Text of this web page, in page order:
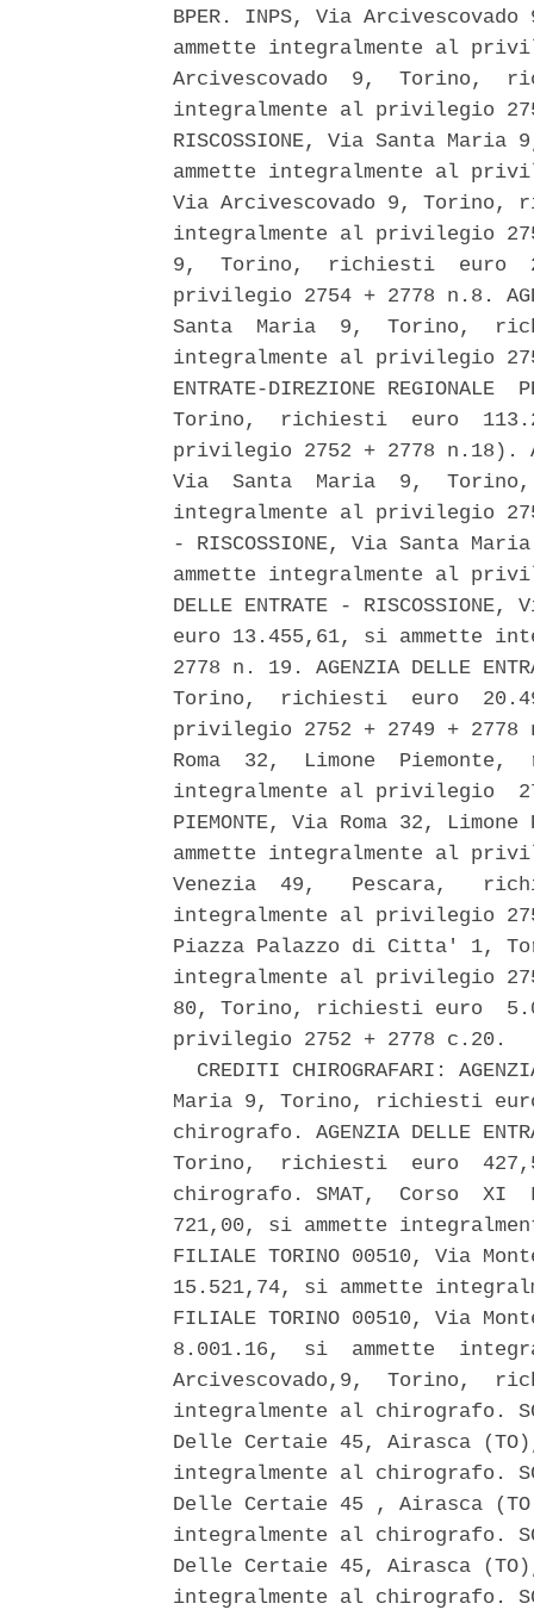
BPER. INPS, Via
ammette integralmente al
Arcivescovado  9,  Torino,
integralmente al privilegio 2753
RISCOSSIONE, Via Santa
ammette integralmente al
Via Arcivescovado 9,
integralmente al privilegio
9,  Torino,  richiesti  euro
privilegio 2754 + 2778 n.8.
Santa  Maria  9,  Torino,
integralmente al privilegio
ENTRATE-DIREZIONE
Torino,  richiesti  euro
privilegio 2752 + 2778 n.18).
Via  Santa  Maria  9,
integralmente al privilegio 2752
- RISCOSSIONE, Via Santa
ammette integralmente al
DELLE ENTRATE -
euro 13.455,61, si ammette
2778 n. 19. AGENZIA DELLE
Torino,  richiesti  euro
privilegio 2752 + 2749 + 2778
Roma  32,  Limone
integralmente al privilegio
PIEMONTE, Via Roma 32,
ammette integralmente al
Venezia  49,   Pescara,
integralmente al privilegio
Piazza Palazzo di Citta' 1,
integralmente al privilegio
80, Torino, richiesti euro
privilegio 2752 + 2778 c.20.
CREDITI CHIROGRAFARI:
Maria 9, Torino, richiesti
chirografo. AGENZIA DELLE
Torino,  richiesti  euro
chirografo. SMAT,  Corso
721,00, si ammette
FILIALE TORINO 00510, Via
15.521,74, si ammette
FILIALE TORINO 00510, Via
8.001.16,  si  ammette
Arcivescovado,9,  Torino,
integralmente al chirografo.
Delle Certaie 45, Airasca
integralmente al chirografo.
Delle Certaie 45 , Airasca
integralmente al chirografo.
Delle Certaie 45, Airasca
integralmente al chirografo.